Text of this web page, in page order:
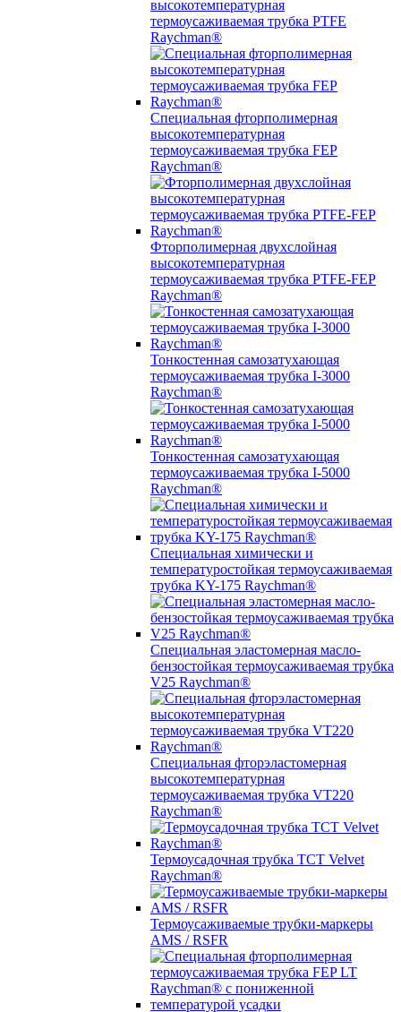
высокотемпературная
термоусаживаемая трубка PTFE
Raychman®
Специальная фторполимерная
высокотемпературная
термоусаживаемая трубка FEP
Raychman®
Фторполимерная двухслойная
высокотемпературная
термоусаживаемая трубка PTFE-FEP
Raychman®
Тонкостенная самозатухающая
термоусаживаемая трубка I-3000
Raychman®
Тонкостенная самозатухающая
термоусаживаемая трубка I-5000
Raychman®
Специальная химически и
температуростойкая термоусаживаемая
трубка KY-175 Raychman®
Специальная эластомерная масло-
бензостойкая термоусаживаемая трубка
V25 Raychman®
Специальная фторэластомерная
высокотемпературная
термоусаживаемая трубка VT220
Raychman®
Термоусадочная трубка TCT Velvet
Raychman®
Термоусаживаемые трубки-маркеры
AMS / RSFR